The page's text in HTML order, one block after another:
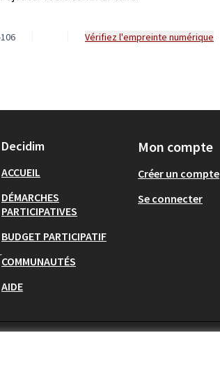
Vérifiez l'empreinte numérique
Decidim
ACCUEIL
DÉMARCHES
PARTICIPATIVES
BUDGET PARTICIPATIF
COMMUNAUTÉS
AIDE
Mon compte
Créer un compte
Se connecter